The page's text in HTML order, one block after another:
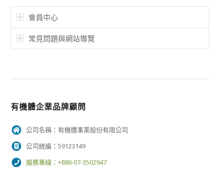
會員中心
常見問題與網站導覽
有機體企業品牌顧問
公司名稱：有機體事業股份有限公司
公司統編：59123149
服務專線：+886-07-3502947